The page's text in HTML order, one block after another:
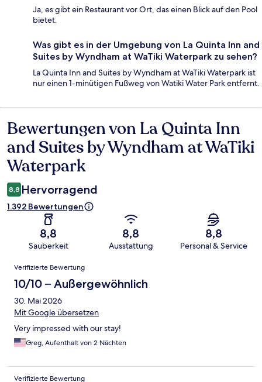
Ja, es gibt ein Restaurant vor Ort, das einen Blick auf den Pool
bietet.
Was gibt es in der Umgebung von La Quinta Inn and
Suites by Wyndham at WaTiki Waterpark zu sehen?
La Quinta Inn and Suites by Wyndham at WaTiki Waterpark ist
nur einen 1-minütigen Fußweg von Watiki Water Park entfernt.
Bewertungen
Bewertungen von La Quinta Inn
and Suites by Wyndham at WaTiki
Waterpark
8,8 Hervorragend
1.392 Bewertungen
8,8
Sauberkeit
8,8
Ausstattung
8,8
Personal & Service
Bewertungen
Verifizierte Bewertung
10/10 – Außergewöhnlich
30. Mai 2026
Mit Google übersetzen
Very impressed with our stay!
Greg, Aufenthalt von 2 Nächten
Verifizierte Bewertung